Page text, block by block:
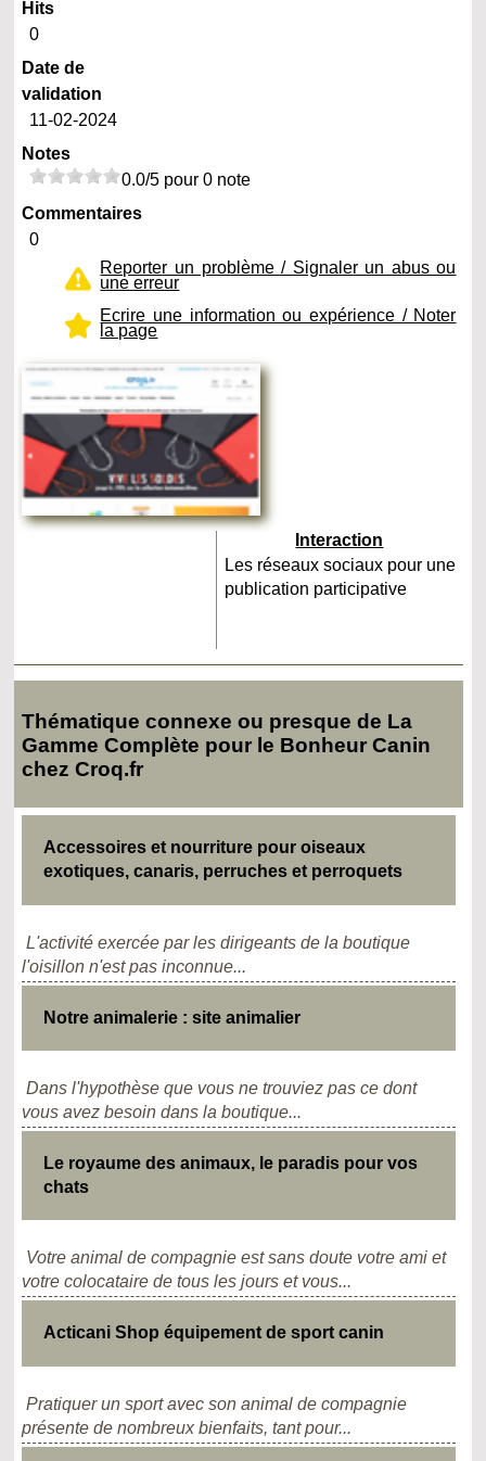
Hits
0
Date de
validation
11-02-2024
Notes
0.0/5 pour 0 note
Commentaires
0
Reporter un problème / Signaler un abus ou
une erreur
Ecrire une information ou expérience / Noter
la page
Interaction
Les réseaux sociaux pour une
publication participative
Thématique connexe ou presque de La
Gamme Complète pour le Bonheur Canin
chez Croq.fr
Accessoires et nourriture pour oiseaux
exotiques, canaris, perruches et perroquets
L'activité exercée par les dirigeants de la boutique
l'oisillon n'est pas inconnue...
Notre animalerie : site animalier
Dans l'hypothèse que vous ne trouviez pas ce dont
vous avez besoin dans la boutique...
Le royaume des animaux, le paradis pour vos
chats
Votre animal de compagnie est sans doute votre ami et
votre colocataire de tous les jours et vous...
Acticani Shop équipement de sport canin
Pratiquer un sport avec son animal de compagnie
présente de nombreux bienfaits, tant pour...